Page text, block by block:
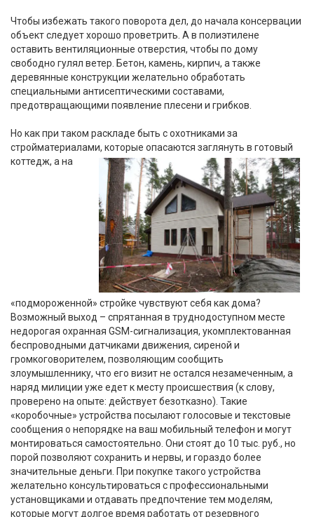
Чтобы избежать такого поворота дел, до начала консервации
объект следует хорошо проветрить. А в полиэтилене
оставить вентиляционные отверстия, чтобы по дому
свободно гулял ветер. Бетон, камень, кирпич, а также
деревянные конструкции желательно обработать
специальными антисептическими составами,
предотвращающими появление плесени и грибков.
Но как при таком раскладе быть с охотниками за
стройматериалами, которые опасаются заглянуть в готовый
коттедж, а на
«подмороженной» стройке чувствуют себя как дома?
Возможный выход – спрятанная в труднодоступном месте
недорогая охранная GSM-сигнализация, укомплектованная
беспроводными датчиками движения, сиреной и
громкоговорителем, позволяющим сообщить
злоумышленнику, что его визит не остался незамеченным, а
наряд милиции уже едет к месту происшествия (к слову,
проверено на опыте: действует безотказно). Такие
«коробочные» устройства посылают голосовые и текстовые
сообщения о непорядке на ваш мобильный телефон и могут
монтироваться самостоятельно. Они стоят до 10 тыс. руб., но
порой позволяют сохранить и нервы, и гораздо более
значительные деньги. При покупке такого устройства
желательно консультироваться с профессиональными
установщиками и отдавать предпочтение тем моделям,
которые могут долгое время работать от резервного